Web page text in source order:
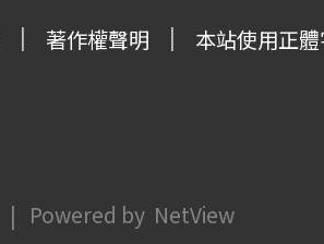
著作權聲明 本站使用正
| Powered by NetView